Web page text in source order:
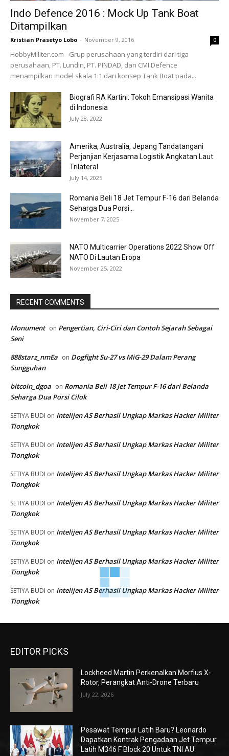
Indo Defence 2016 : Mock Up Tank Boat
Ditampilkan
Kristian Prasetyo Lobo - November 9, 2016 0
HobbyMiliter.com - Grup perusahaan yang terdiri dari tiga
perusahaan, PT. Lundin, PT. PINDAD, dan CMI Defence
menampilkan model skala 1:1 dari konsep Tank Boat pada...
Biografi RA Kartini: Tokoh Emansipasi Wanita
di Indonesia
July 28, 2022
Amerika, Australia, Jepang Tandatangani
Perjanjian Kerjasama Logistik Angkatan Laut
Trilateral
July 14, 2025
Romania Beli 18 Jet Tempur F-16 dari Belanda
Seharga Dua Porsi...
November 7, 2025
NATO Multicarrier Operations 2022 Show Off
NATO Di Lautan Eropa
November 25, 2022
RECENT COMMENTS
Monument on Pengertian, Ciri-Ciri dan Contoh Sejarah Sebagai
Seni
888starz_nmEa on Dogfight Su-27 vs MiG-29 Dalam Perang
Sungguhan
bitcoin_dgoa on Romania Beli 18 Jet Tempur F-16 dari Belanda
Seharga Dua Porsi Cilok
SETIYA BUDI on Intelijen AS Berhasil Ungkap Markas Hacker Militer
Tiongkok
SETIYA BUDI on Intelijen AS Berhasil Ungkap Markas Hacker Militer
Tiongkok
SETIYA BUDI on Intelijen AS Berhasil Ungkap Markas Hacker Militer
Tiongkok
SETIYA BUDI on Intelijen AS Berhasil Ungkap Markas Hacker Militer
Tiongkok
SETIYA BUDI on Intelijen AS Berhasil Ungkap Markas Hacker Militer
Tiongkok
SETIYA BUDI on Intelijen AS Berhasil Ungkap Markas Hacker Militer
Tiongkok
SETIYA BUDI on Intelijen AS Berhasil Ungkap Markas Hacker Militer
Tiongkok
EDITOR PICKS
Lockheed Martin Perkenalkan Morfius X-
Rotor, Perangkat Anti-Drone Terbaru
July 22, 2026
Pesawat Tempur Latih Baru? Leonardo
Dapatkan Kontrak Pengadaan Jet Tempur
Latih M346 F Block 20 Untuk TNI AU